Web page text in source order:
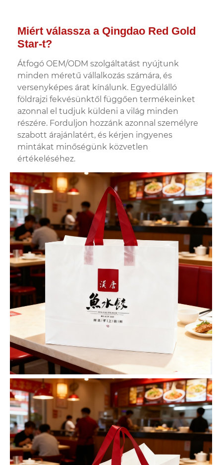
Miért válassza a Qingdao Red Gold
Star-t?
Átfogó OEM/ODM szolgáltatást nyújtunk
minden méretű vállalkozás számára, és
versenyképes árat kínálunk. Egyedülálló
földrajzi fekvésünktől függően termékeinket
azonnal el tudjuk küldeni a világ minden
részére. Forduljon hozzánk azonnal személyre
szabott árajánlatért, és kérjen ingyenes
mintákat minőségünk közvetlen
értékeléséhez.